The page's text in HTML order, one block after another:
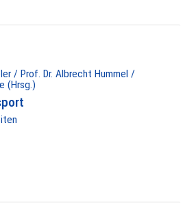
/ Prof. Dr. Albrecht Hummel /
(Hrsg.)